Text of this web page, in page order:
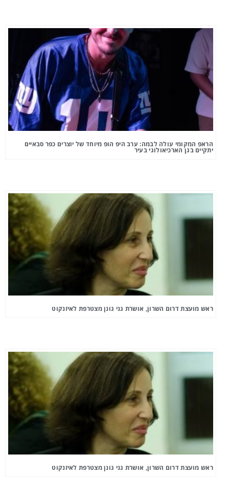
הראפ המקומי עולה לבמה: ערב היפ הופ מיוחד של יוצרים כפר סבאיים
יתקיים בגן הארכיאולוגי בעיר
ראש מועצת דרום השרון, אושרת גני גונן מצטרפת לאיזנקוט
ראש מועצת דרום השרון, אושרת גני גונן מצטרפת לאיזנקוט